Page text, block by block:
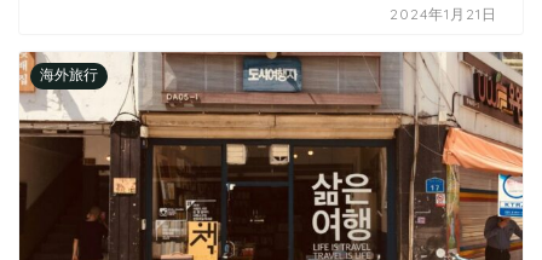
2024年1月21日
海外旅行